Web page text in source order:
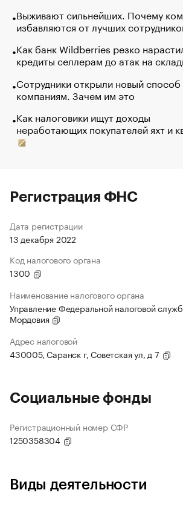
Выживают сильнейших. Почему
избавляются от лучших
Как банк Wildberries резко
кредиты селлерам до атак на
Сотрудники открыли новый способ
компаниям. Зачем им это
Как налоговики ищут доходы
неработающих покупателей яхт и
Регистрация ФНС
Дата регистрации
13 декабря 2022
Код налогового органа
1300
Наименование налогового органа
Управление Федеральной налоговой
Мордовия
Адрес налоговой
430005, Саранск г, Советская ул, д 7
Социальные фонды
Регистрационный номер СФР
1250358304
Виды деятельности